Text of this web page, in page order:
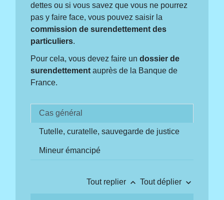
dettes ou si vous savez que vous ne pourrez
pas y faire face, vous pouvez saisir la
commission de surendettement des
particuliers.
Pour cela, vous devez faire undossier de
surendettement auprès de la Banque de
France.
Cas général
Tutelle, curatelle, sauvegarde de justice
Mineur émancipé
Tout replier keyboard_arrow_up Tout déplier keyboard_arrow_down